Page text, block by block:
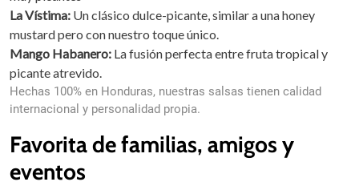
La Vístima: Un clásico dulce-picante, similar a una honey
mustard pero con nuestro toque único.
Mango Habanero: La fusión perfecta entre fruta tropical y
picante atrevido.
Hechas 100% en Honduras, nuestras salsas tienen calidad
internacional y personalidad propia.
Favorita de familias, amigos y
eventos